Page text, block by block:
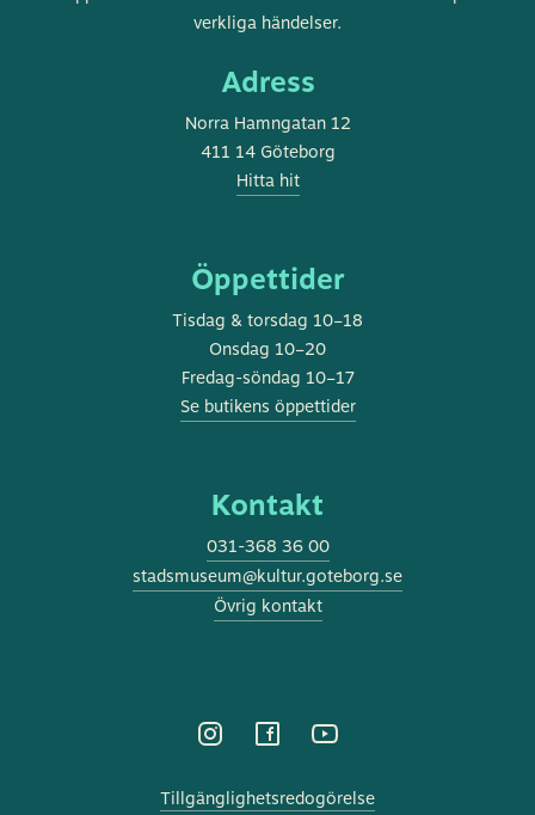
stadsmuseum
verkliga händelser.
Adress
Norra Hamngatan 12
411 14 Göteborg
Hitta hit
Öppettider
Tisdag & torsdag 10–18
Onsdag 10–20
Fredag-söndag 10–17
Se butikens öppettider
Kontakt
031-368 36 00
stadsmuseum@kultur.goteborg.se
Övrig kontakt
Tillgänglighetsredogörelse